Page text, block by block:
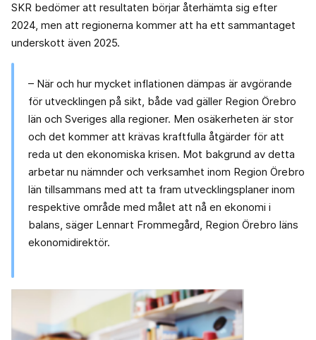
SKR bedömer att resultaten börjar återhämta sig efter
2024, men att regionerna kommer att ha ett sammantaget
underskott även 2025.
– När och hur mycket inflationen dämpas är avgörande
för utvecklingen på sikt, både vad gäller Region Örebro
län och Sveriges alla regioner. Men osäkerheten är stor
och det kommer att krävas kraftfulla åtgärder för att
reda ut den ekonomiska krisen. Mot bakgrund av detta
arbetar nu nämnder och verksamhet inom Region Örebro
län tillsammans med att ta fram utvecklingsplaner inom
respektive område med målet att nå en ekonomi i
balans, säger Lennart Frommegård, Region Örebro läns
ekonomidirektör.